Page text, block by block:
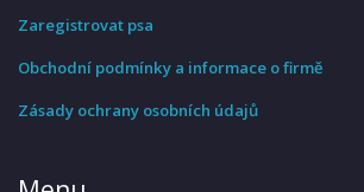
Zaregistrovat psa
Obchodní podmínky a informace o firmě
Zásady ochrany osobních údajů